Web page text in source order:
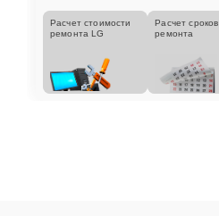
Расчет стоимости
ремонта LG
Расчет сроков
ремонта